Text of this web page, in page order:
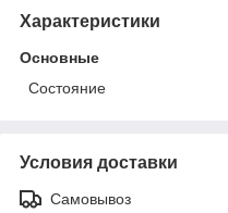
Характеристики
Основные
Состояние
Условия доставки
Самовывоз